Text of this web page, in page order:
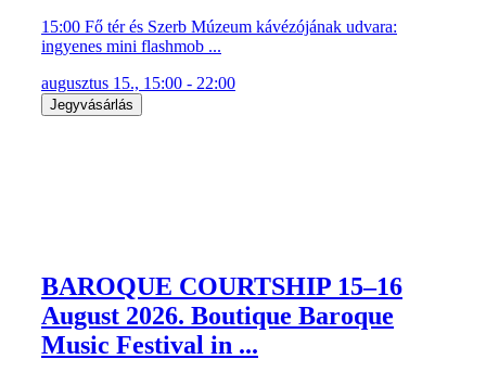
15:00 Fő tér és Szerb Múzeum kávézójának udvara:
ingyenes mini flashmob ...
augusztus 15., 15:00 - 22:00
Jegyvásárlás
BAROQUE COURTSHIP 15–16
August 2026. Boutique Baroque
Music Festival in ...